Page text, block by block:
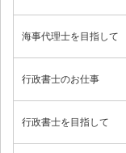
海事代理士を目指して
行政書士のお仕事
行政書士を目指して